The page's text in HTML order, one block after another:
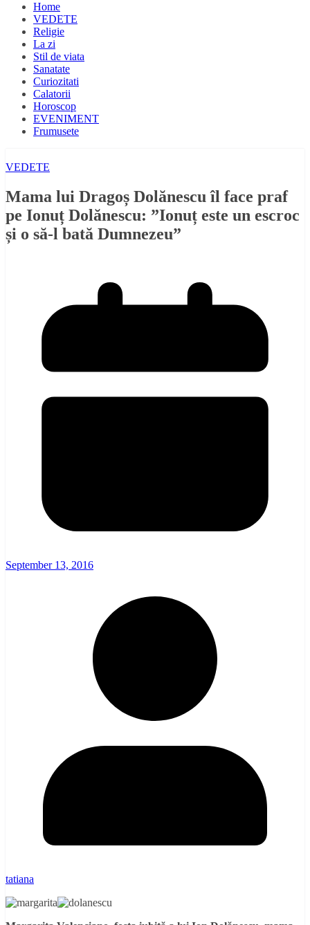
Home
VEDETE
Religie
La zi
Stil de viata
Sanatate
Curiozitati
Calatorii
Horoscop
EVENIMENT
Frumusete
VEDETE
Mama lui Dragoș Dolănescu îl face praf
pe Ionuț Dolănescu: ”Ionuț este un escroc
și o să-l bată Dumnezeu”
September 13, 2016
tatiana